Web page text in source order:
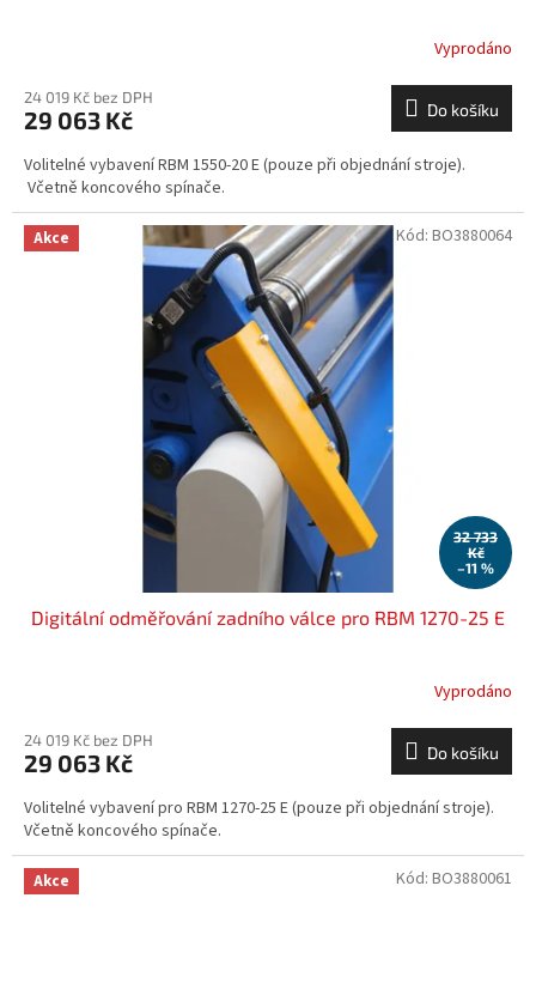
Vyprodáno
24 019 Kč bez DPH
29 063 Kč Do košíku
Volitelné vybavení RBM 1550-20 E (pouze při objednání stroje).
Včetně koncového spínače.
Akce
32 733
Kč
–11 %
Digitální odměřování zadního válce pro RBM 1270-25 E
Vyprodáno
24 019 Kč bez DPH
29 063 Kč Do košíku
Volitelné vybavení pro RBM 1270-25 E (pouze při objednání stroje).
Včetně koncového spínače.
Kód: BO3880064
Akce Kód: BO3880061